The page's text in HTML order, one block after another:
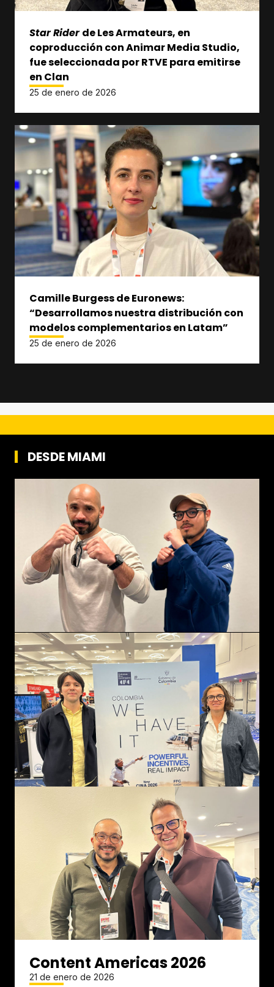
Star Riderde Les Armateurs, en
coproducción con Animar Media Studio,
fue seleccionada por RTVE para emitirse
en Clan
25 de enero de 2026
Camille Burgess de Euronews:
“Desarrollamos nuestra distribución con
modelos complementarios en Latam”
25 de enero de 2026
DESDE MIAMI
Content Americas 2026
21 de enero de 2026